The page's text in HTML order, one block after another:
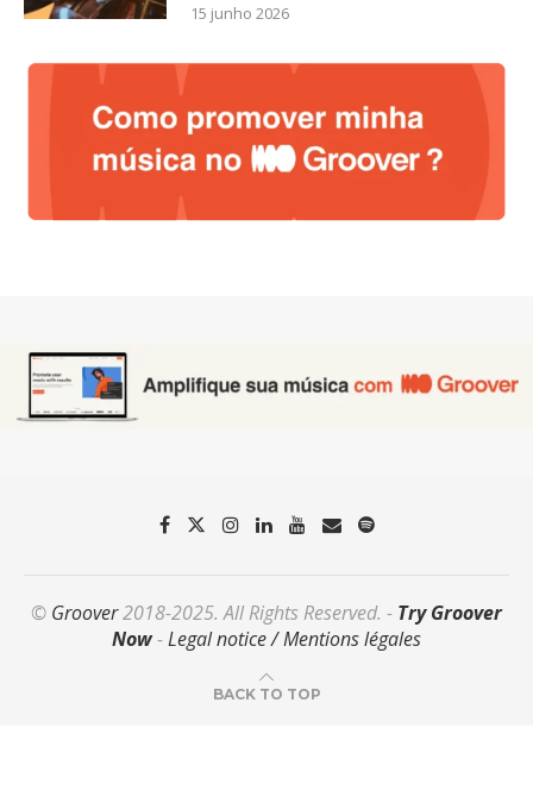
15 junho 2026
© Groover2018-2025. All Rights Reserved. - Try Groover
Now-Legal notice / Mentions légales
BACK TO TOP